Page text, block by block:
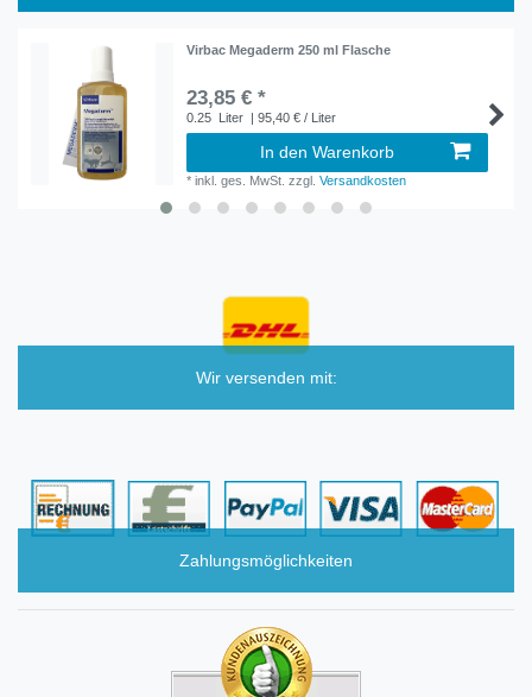
Virbac Megaderm 250 ml Flasche
23,85 € *
0.25 Liter | 95,40 € / Liter
In den Warenkorb
*inkl. ges. MwSt. zzgl.Versandkosten
Wir versenden mit:
Zahlungsmöglichkeiten